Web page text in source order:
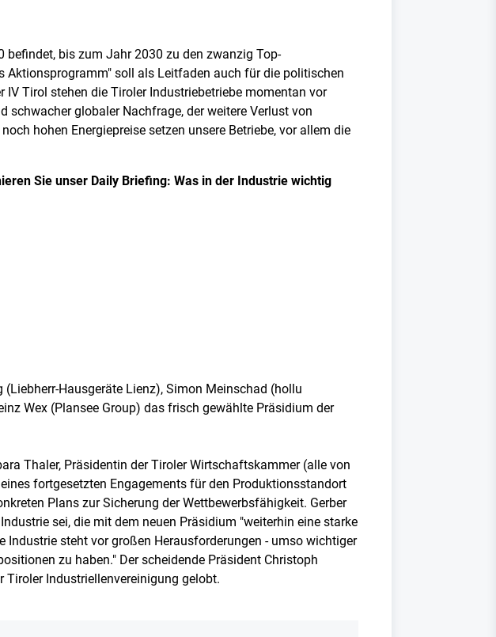
bis zum Jahr 2030 zu den zwanzig Top-
Aktionsprogramm" soll als Leitfaden auch für die politischen
Tirol stehen die Tiroler Industriebetriebe momentan vor
globaler Nachfrage, der weitere Verlust von
hohen Energiepreise setzen unsere Betriebe, vor allem die
Sie unser Daily Briefing: Was in der Industrie wichtig
Hausgeräte Lienz), Simon Meinschad (hollu
Wex (Plansee Group) das frisch gewählte Präsidium der
Thaler, Präsidentin der Tiroler Wirtschaftskammer (alle von
fortgesetzten Engagements für den Produktionsstandort
Plans zur Sicherung der Wettbewerbsfähigkeit. Gerber
sei, die mit dem neuen Präsidium "weiterhin eine starke
steht vor großen Herausforderungen - umso wichtiger
zu haben." Der scheidende Präsident Christoph
Tiroler Industriellenvereinigung gelobt.